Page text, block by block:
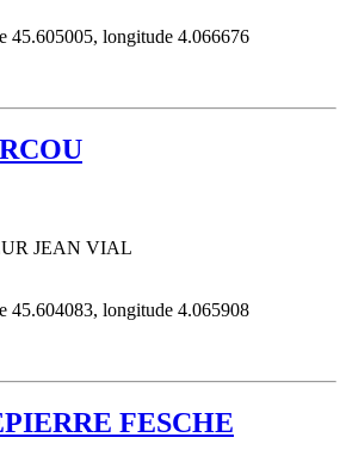
45.605005, longitude 4.066676
JEAN VIAL
45.604083, longitude 4.065908
FESCHE